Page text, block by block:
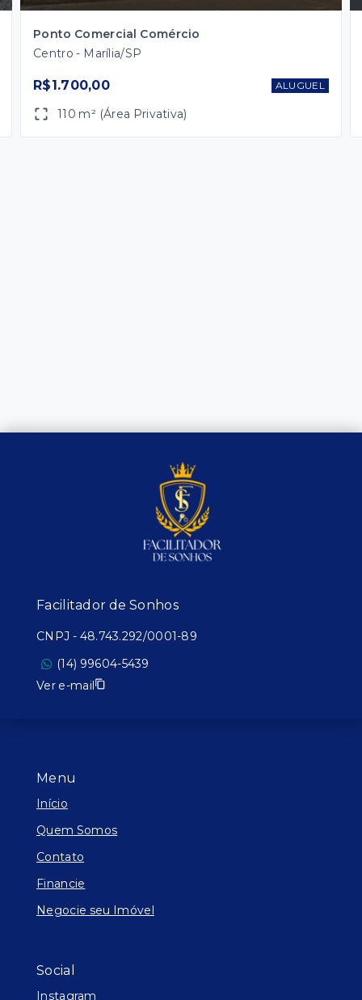
Ponto Comercial Comércio
Centro - Marília/SP
R$1.700,00 ALUGUEL
110 m² (Área Privativa)
Menu
Início
Quem Somos
Contato
Financie
Negocie seu Imóvel
Social
Instagram
Facilitador de Sonhos
CNPJ - 48.743.292/0001-89
(14) 99604-5439
Ver e-mail